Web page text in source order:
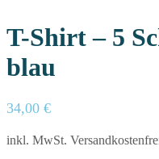
T-Shirt – 5
blau
34,00 €
inkl. MwSt.